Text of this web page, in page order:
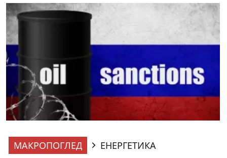
МАКРОПОГЛЕД
ЕНЕРГЕТИКА